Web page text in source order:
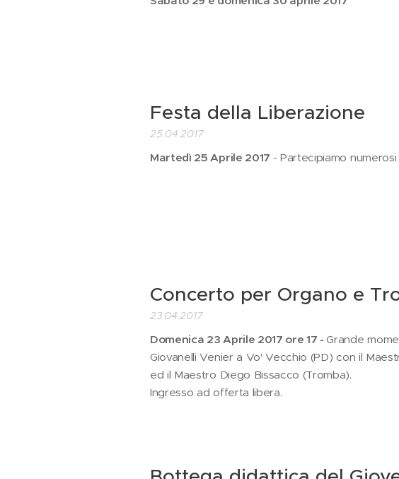
Festa della Liberazione
25.04.2017
Martedì 25 Aprile 2017 - Partecipiamo
Concerto per Organo e
23.04.2017
Domenica 23 Aprile 2017 ore 17 -Grande
Giovanelli Venier a Vo' Vecchio (PD) con il
ed il Maestro Diego Bissacco (Tromba).
Ingresso ad offerta libera.